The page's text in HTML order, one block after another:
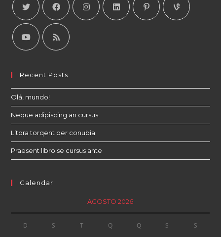
Recent Posts
Olá, mundo!
Neque adipiscing an cursus
Litora torqent per conubia
Praesent libro se cursus ante
Calendar
AGOSTO 2026
D S T Q Q S S